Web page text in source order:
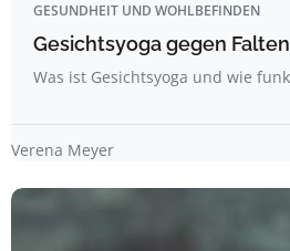
GESUNDHEIT UND WOHLBEFINDEN
Gesichtsyoga gegen
Was ist Gesichtsyoga und wie
Verena Meyer